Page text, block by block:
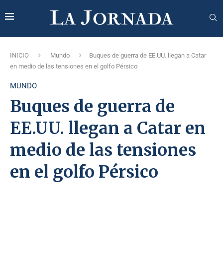
INICIO Mundo
Buques de guerra de EE.UU. llegan a Catar
en medio de las tensiones en el golfo Pérsico
MUNDO
Buques de guerra de
EE.UU. llegan a Catar en
medio de las tensiones
en el golfo Pérsico